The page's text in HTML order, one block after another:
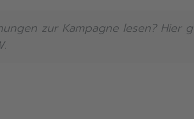
zur Kampagne lesen? Hier